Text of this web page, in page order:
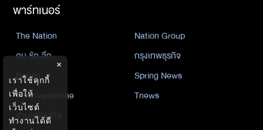
พาร์ทเนอร์
The Nation
Nation Group
คม ชัด ลึก
กรุงเทพธุรกิจ
Nation
Spring News
Thainewsonline
Tnews
ฐานเศรษฐกิจ
×
เราใช้คุกกี้
เพื่อให้
เว็บไซต์
ทำงานได้ดี